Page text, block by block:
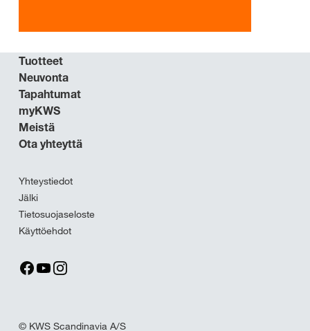
Tuotteet
Neuvonta
Tapahtumat
myKWS
Meistä
Ota yhteyttä
Yhteystiedot
Jälki
Tietosuojaseloste
Käyttöehdot
© KWS Scandinavia A/S